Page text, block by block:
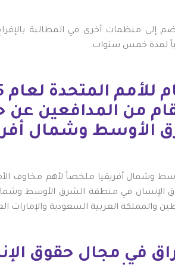
إلى منظمات أخرى في المطالبة
لمدة خمس سنوات.
من المدافعين عن
الأوسط وشمال
وشمال أفريقيا ملخصاً لأهم مخاوف
الإنسان في منطقة الشرق الأوسط وشمال
والمملكة العربية السعودية والإمارات
في مجال حقوق